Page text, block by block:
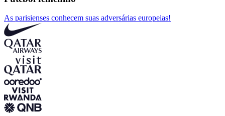
As parisienses conhecem suas adversárias europeias!